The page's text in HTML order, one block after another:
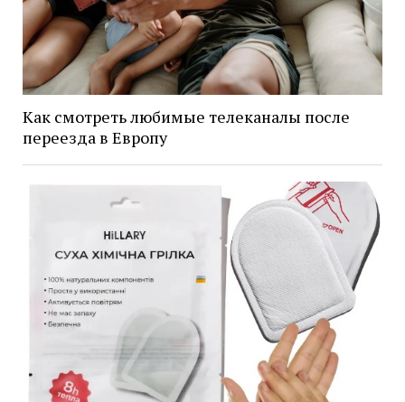
Как смотреть любимые телеканалы после
переезда в Европу